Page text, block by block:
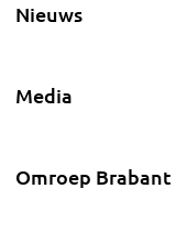
Nieuws
Media
Omroep Brabant